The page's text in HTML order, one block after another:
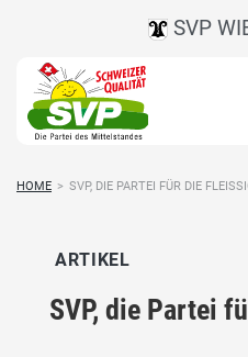
SVP
HOME > SVP, DIE PARTEI FÜR DIE
ARTIKEL
SVP, die Partei